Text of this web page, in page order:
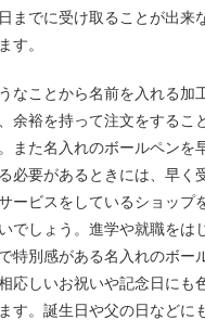
までに受け取ることが出来
す。
なことから名前を入れる加
余裕を持って注文をするこ
また名入れのボールペンを
必要があるときには、早く
ービスをしているショップ
でしょう。進学や就職をは
特別感がある名入れのボー
応しいお祝いや記念日にも
す。誕生日や父の日などに